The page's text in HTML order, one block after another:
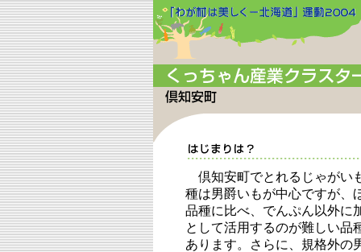
倶知安町でとれるじゃがい
種は男爵いもが中心ですが、
品種に比べ、でんぷん以外に
として活用するのが難しい品
あります。さらに、規格外の